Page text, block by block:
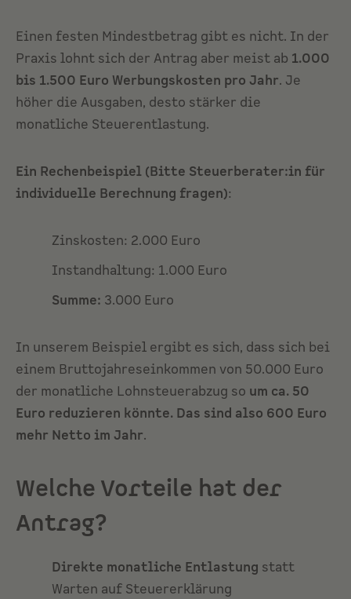
Einen festen Mindestbetrag gibt es nicht. In der
Praxis lohnt sich der Antrag aber meist ab 1.000
bis 1.500 Euro Werbungskosten pro Jahr. Je
höher die Ausgaben, desto stärker die
monatliche Steuerentlastung.
Ein Rechenbeispiel (Bitte Steuerberater:in für
individuelle Berechnung fragen):
Zinskosten: 2.000 Euro
Instandhaltung: 1.000 Euro
Summe: 3.000 Euro
In unserem Beispiel ergibt es sich, dass sich bei
einem Bruttojahreseinkommen von 50.000 Euro
der monatliche Lohnsteuerabzug so um ca. 50
Euro reduzieren könnte. Das sind also 600 Euro
mehr Netto im Jahr.
Welche Vorteile hat der
Antrag?
Direkte monatliche Entlastung statt
Warten auf Steuererklärung